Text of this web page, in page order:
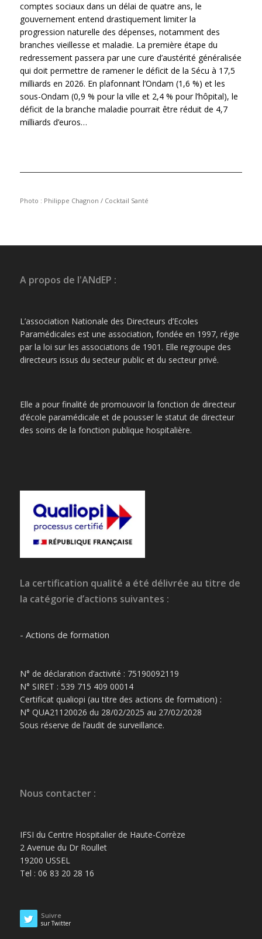
comptes sociaux dans un délai de quatre ans, le
gouvernement entend drastiquement limiter la
progression naturelle des dépenses, notamment des
branches vieillesse et maladie. La première étape du
redressement passera par une cure d’austérité généralisée
qui doit permettre de ramener le déficit de la Sécu à 17,5
milliards en 2026. En plafonnant l’Ondam (1,6 %) et les
sous-Ondam (0,9 % pour la ville et 2,4 % pour l’hôpital), le
déficit de la branche maladie pourrait être réduit de 4,7
milliards d’euros…
Photo : Philippe Chagnon / Cocktail Santé
A propos de l'ANdEP :
L’association Nationale des Directeurs d’Ecoles
Paramédicales est une association, fondée en 1997, régie
par la loi sur les associations de 1901. Elle regroupe des
directeurs issus du secteur public et du secteur privé.
Elle a pour finalité de promouvoir la fonction de directeur
d’école paramédicale et de pousser le statut de directeur
des soins de la fonction publique hospitalière.
La certification qualité a été délivrée au titre de
la catégorie d’actions suivantes :
- Actions de formation
N° de déclaration d’activité : 75190092119
N° SIRET : 539 715 409 00014
Certificat qualiopi (au titre des actions de formation) :
N° QUA21120026 du 28/02/2025 au 27/02/2028
Sous réserve de l’audit de surveillance.
Nous contacter :
IFSI du Centre Hospitalier de Haute-Corrèze
2 Avenue du Dr Roullet
19200 USSEL
Tel : 06 83 20 28 16
Suivre
sur Twitter